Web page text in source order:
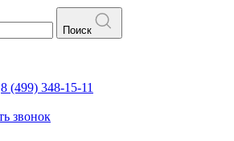
Поиск
8 (499) 348-15-11
звонок